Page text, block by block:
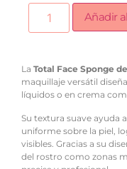
Añadir
La Total Face Sponge
maquillaje versátil
líquidos o en crema
Su textura suave ayuda
uniforme sobre la piel,
visibles. Gracias a su
del rostro como zonas